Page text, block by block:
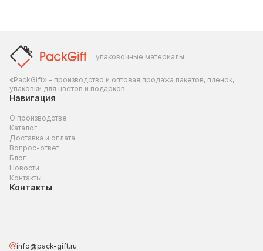
упаковочные материалы
«PackGift» - производство и оптовая продажа пакетов, пленок,
упаковки для цветов и подарков.
Навигация
О производстве
Каталог
Доставка и оплата
Вопрос-ответ
Блог
Новости
Контакты
Контакты
info@pack-gift.ru